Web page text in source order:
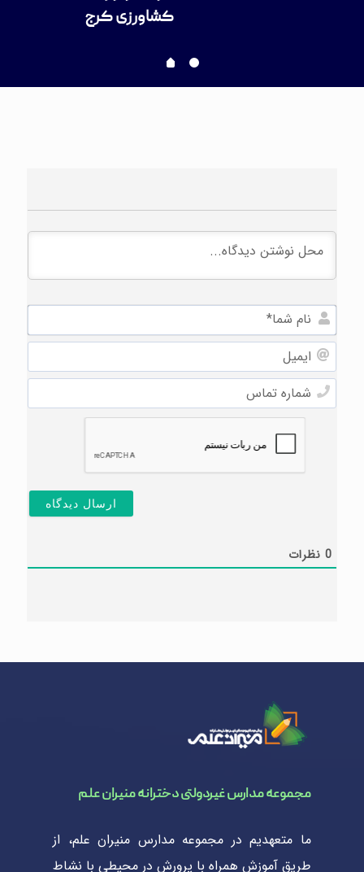
نام
شما*
ایمیل
0 نظرات
مجموعه مدارس غیردولتی دخترانه منیران علم
ما متعهدیم در مجموعه مدارس منیران علم، از
طریق آموزش همراه با پرورش در محیطی با نشاط